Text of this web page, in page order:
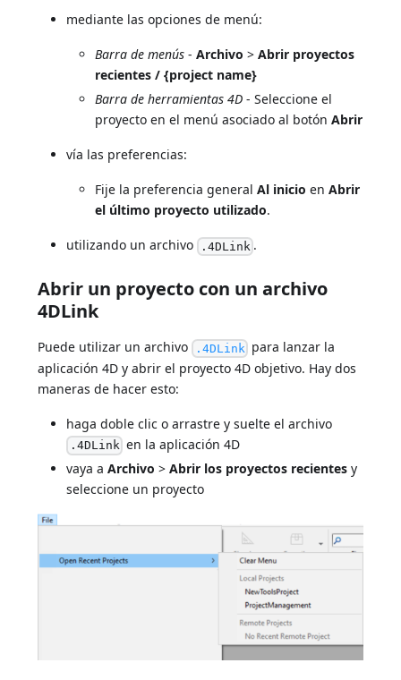
mediante las opciones de menú:
Barra de menús -Archivo >Abrir proyectos
recientes / {project name}
Barra de herramientas 4D - Seleccione el
proyecto en el menú asociado al botónAbrir
vía las preferencias:
Fije la preferencia generalAl inicio enAbrir
el último proyecto utilizado.
utilizando un archivo .4DLink .
Abrir un proyecto con un archivo
4DLink
Puede utilizar un archivo .4DLink para lanzar la
aplicación 4D y abrir el proyecto 4D objetivo. Hay dos
maneras de hacer esto:
haga doble clic o arrastre y suelte el archivo
.4DLink en la aplicación 4D
vaya aArchivo >Abrir los proyectos recientes y
seleccione un proyecto